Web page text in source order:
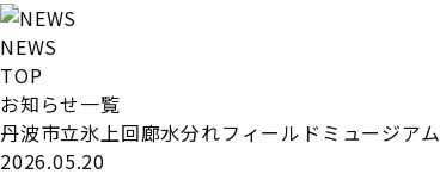
NEWS
TOP
お知らせ一覧
丹波市立氷上回廊水分れフィールドミュージアム
2026.05.20